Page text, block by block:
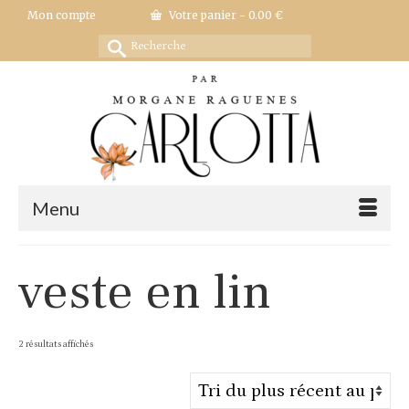
Mon compte Votre panier - 0.00 €
Rechercher :
Menu
veste en lin
2 résultats affichésTrié